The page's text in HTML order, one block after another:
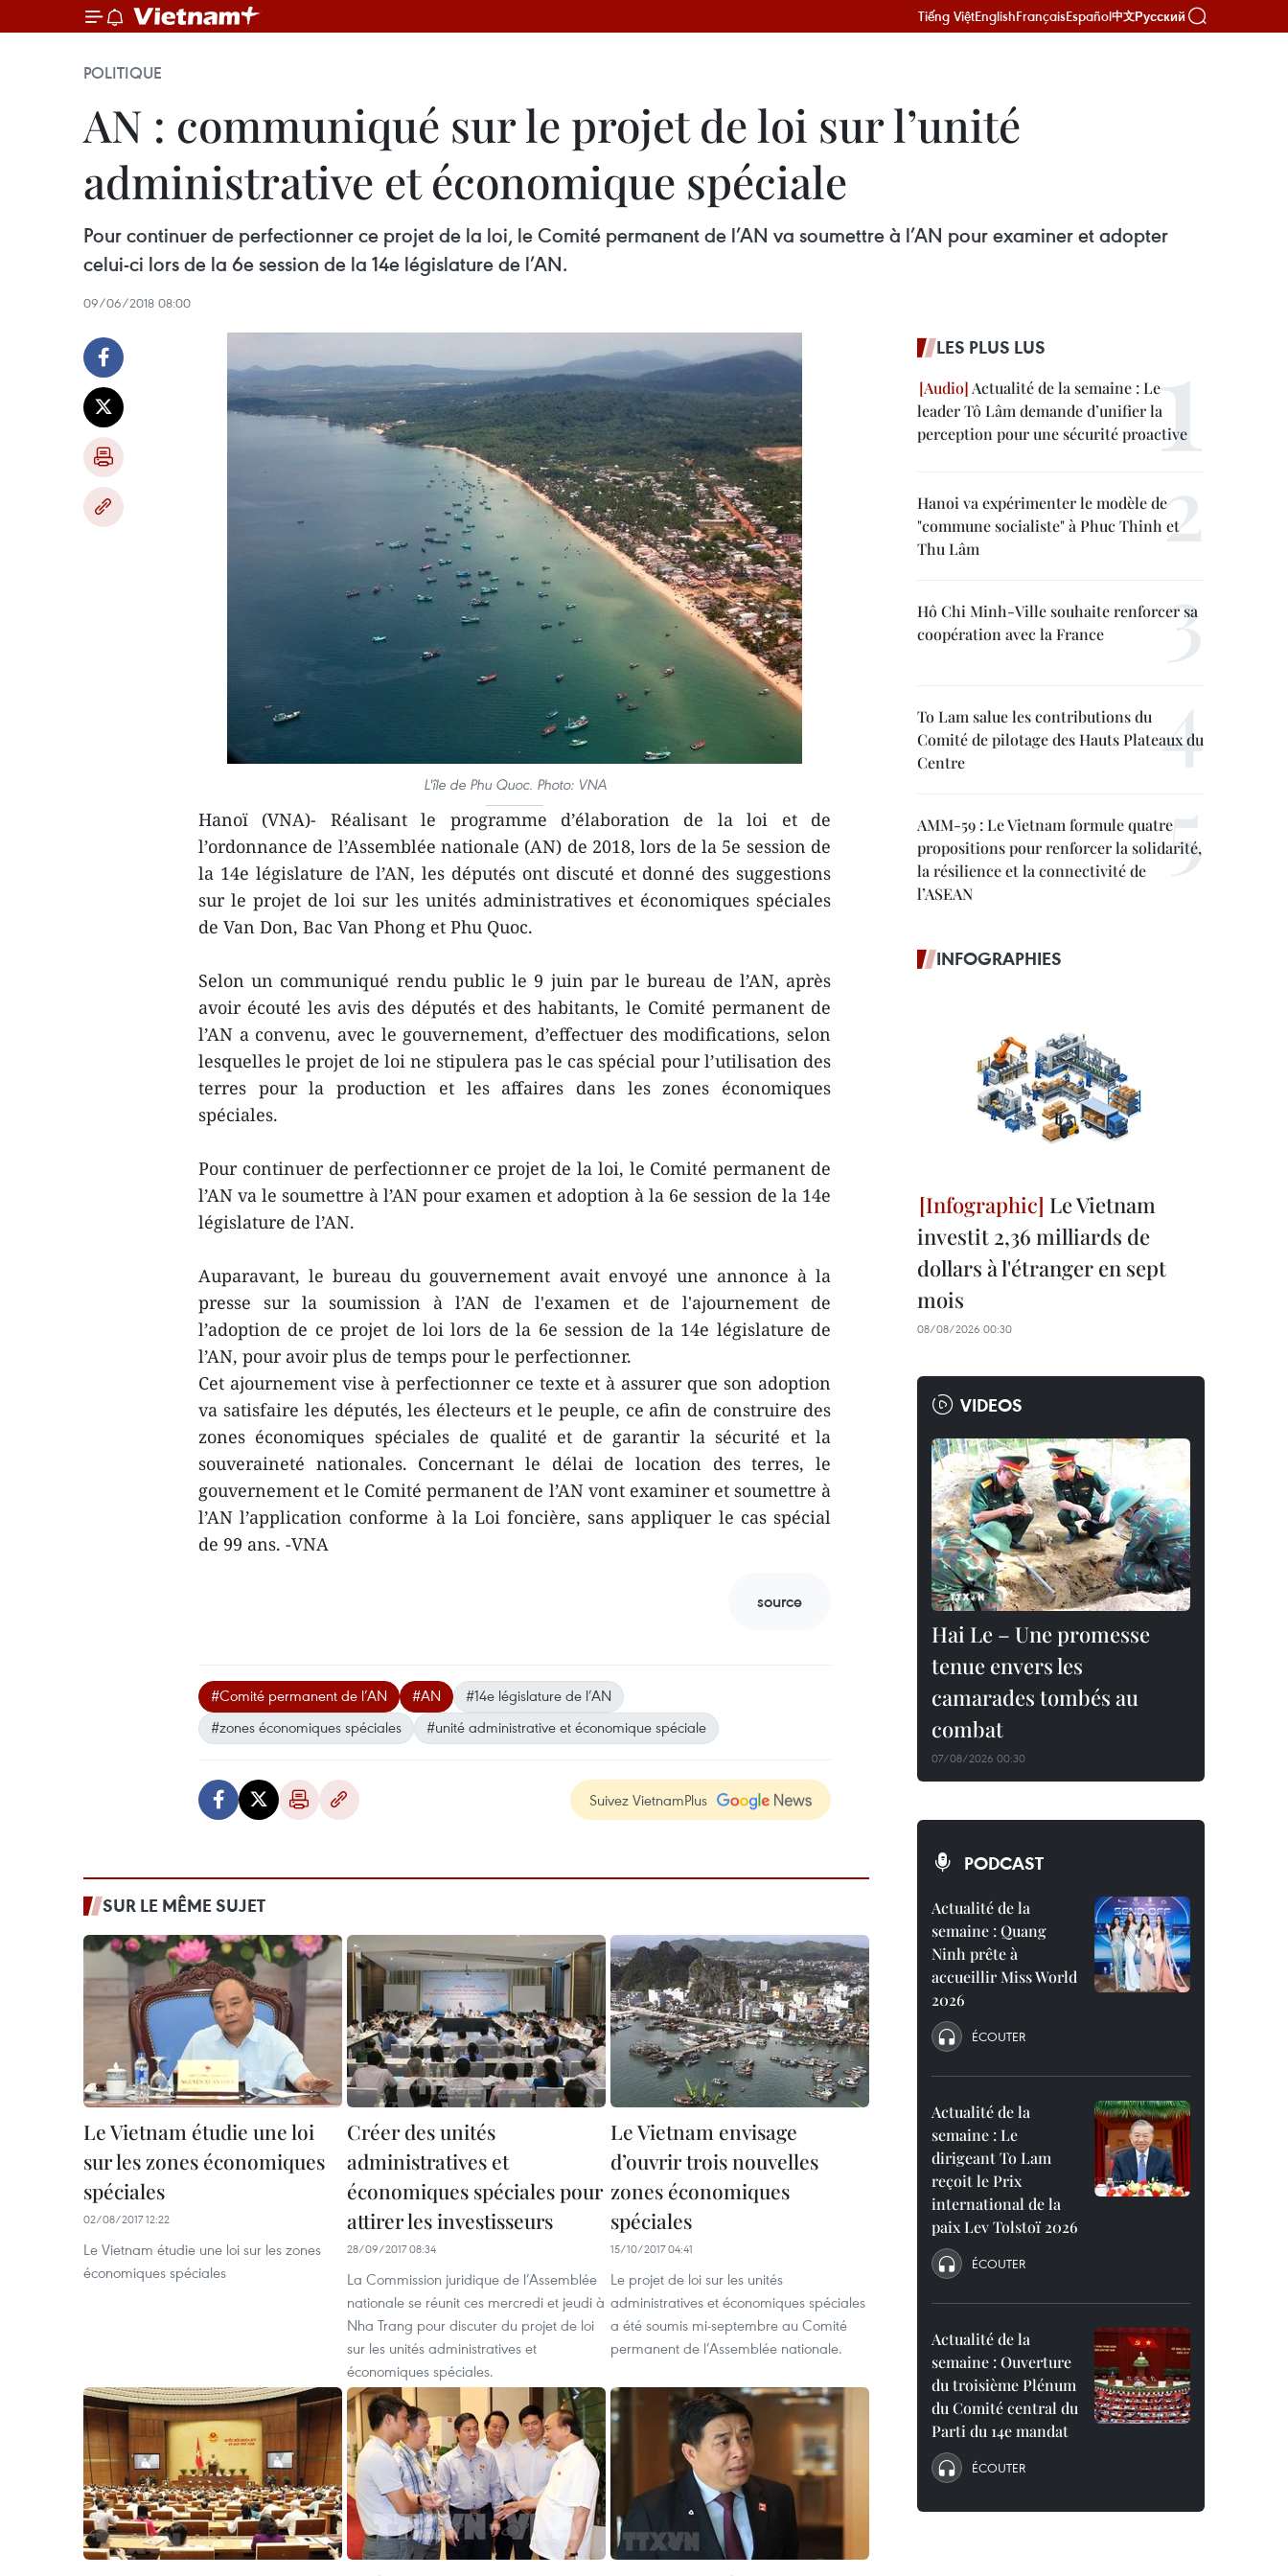
Tiếng ViệtEnglishFrançaisEspañol中文Русский
POLITIQUE
AN : communiqué sur le projet de loi sur l’unité
administrative et économique spéciale
Pour continuer de perfectionner ce projet de la loi, le Comité permanent de l’AN va soumettre à l’AN pour examiner et adopter
celui-ci lors de la 6e session de la 14e législature de l’AN.
09/06/2018 08:00
L'île de Phu Quoc. Photo: VNA
Hanoï (VNA)- Réalisant le programme d’élaboration de la loi et de
l’ordonnance de l’Assemblée nationale (AN) de 2018, lors de la 5e session de
la 14e législature de l’AN, les députés ont discuté et donné des suggestions
sur le projet de loi sur les unités administratives et économiques spéciales
de Van Don, Bac Van Phong et Phu Quoc.
Selon un communiqué rendu public le 9 juin par le bureau de l’AN, après
avoir écouté les avis des députés et des habitants, le Comité permanent de
l’AN a convenu, avec le gouvernement, d’effectuer des modifications, selon
lesquelles le projet de loi ne stipulera pas le cas spécial pour l’utilisation des
terres pour la production et les affaires dans les zones économiques
spéciales.
Pour continuer de perfectionner ce projet de la loi, le Comité permanent de
l’AN va le soumettre à l’AN pour examen et adoption à la 6e session de la 14e
législature de l’AN.
Auparavant, le bureau du gouvernement avait envoyé une annonce à la
presse sur la soumission à l’AN de l'examen et de l'ajournement de
l’adoption de ce projet de loi lors de la 6e session de la 14e législature de
l’AN, pour avoir plus de temps pour le perfectionner.
Cet ajournement vise à perfectionner ce texte et à assurer que son adoption
va satisfaire les députés, les électeurs et le peuple, ce afin de construire des
zones économiques spéciales de qualité et de garantir la sécurité et la
souveraineté nationales. Concernant le délai de location des terres, le
gouvernement et le Comité permanent de l’AN vont examiner et soumettre à
l’AN l’application conforme à la Loi foncière, sans appliquer le cas spécial
de 99 ans. -VNA
source
#Comité permanent de l’AN #AN
#14e législature de l’AN
#zones économiques spéciales
#unité administrative et économique spéciale
Suivez VietnamPlus
SUR LE MÊME SUJET
Le Vietnam étudie une loi
sur les zones économiques
spéciales
02/08/2017 12:22
Le Vietnam étudie une loi sur les zones
économiques spéciales
Créer des unités
administratives et
économiques spéciales pour
attirer les investisseurs
28/09/2017 08:34
La Commission juridique de l’Assemblée
nationale se réunit ces mercredi et jeudi à
Nha Trang pour discuter du projet de loi
sur les unités administratives et
économiques spéciales.
Le Vietnam envisage
d’ouvrir trois nouvelles
zones économiques
spéciales
15/10/2017 04:41
Le projet de loi sur les unités
administratives et économiques spéciales
a été soumis mi-septembre au Comité
permanent de l’Assemblée nationale.
LES PLUS LUS
Actualité de la semaine : Le
leader Tô Lâm demande d’unifier la
perception pour une sécurité proactive
Hanoi va expérimenter le modèle de
"commune socialiste" à Phuc Thinh et
Thu Lâm
Hô Chi Minh-Ville souhaite renforcer sa
coopération avec la France
To Lam salue les contributions du
Comité de pilotage des Hauts Plateaux du
Centre
AMM-59 : Le Vietnam formule quatre
propositions pour renforcer la solidarité,
la résilience et la connectivité de
l’ASEAN
INFOGRAPHIES
Le Vietnam
investit 2,36 milliards de
dollars à l'étranger en sept
mois
08/08/2026 00:30
VIDEOS
Hai Le – Une promesse
tenue envers les
camarades tombés au
combat
07/08/2026 00:30
PODCAST
Actualité de la
semaine : Quang
Ninh prête à
accueillir Miss World
2026
ÉCOUTER
Actualité de la
semaine : Le
dirigeant To Lam
reçoit le Prix
international de la
paix Lev Tolstoï 2026
ÉCOUTER
Actualité de la
semaine : Ouverture
du troisième Plénum
du Comité central du
Parti du 14e mandat
ÉCOUTER